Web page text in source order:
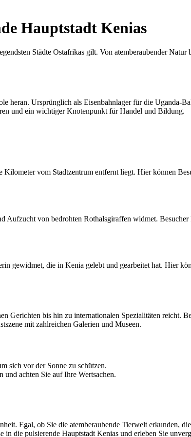
Hauptstadt Kenias
Städte Ostafrikas gilt. Von atemberaubender
heran. Ursprünglich als Eisenbahnlager für die Uganda-
und ein wichtiger Knotenpunkt für Handel und Bildung.
vom Stadtzentrum entfernt liegt. Hier können
von bedrohten Rothalsgiraffen widmet.
gewidmet, die in Kenia gelebt und gearbeitet hat. Hier
bis hin zu internationalen Spezialitäten reicht.
mit zahlreichen Galerien und Museen.
sich vor der Sonne zu schützen.
und achten Sie auf Ihre Wertsachen.
Egal, ob Sie die atemberaubende Tierwelt erkunden,
die pulsierende Hauptstadt Kenias und erleben Sie